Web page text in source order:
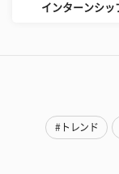
インターンシッ
#トレンド